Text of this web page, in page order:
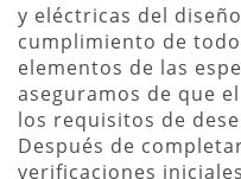
y eléctricas del
cumplimiento de
elementos de las
aseguramos de que
los requisitos de
Después de
verificaciones